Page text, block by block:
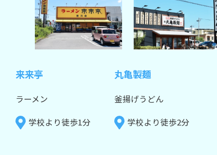
来来亭
ラーメン
学校より徒歩1分
丸亀製麺
釜揚げうどん
学校より徒歩2分